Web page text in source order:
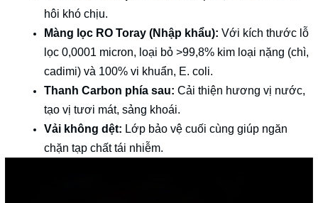
hôi khó chịu.
Màng lọc RO Toray (Nhập khẩu): Với kích thước lỗ
lọc 0,0001 micron, loại bỏ >99,8% kim loại nặng (chì,
cadimi) và 100% vi khuẩn, E. coli.
Thanh Carbon phía sau: Cải thiện hương vị nước,
tạo vị tươi mát, sảng khoái.
Vải không dệt: Lớp bảo vệ cuối cùng giúp ngăn
chặn tạp chất tái nhiễm.